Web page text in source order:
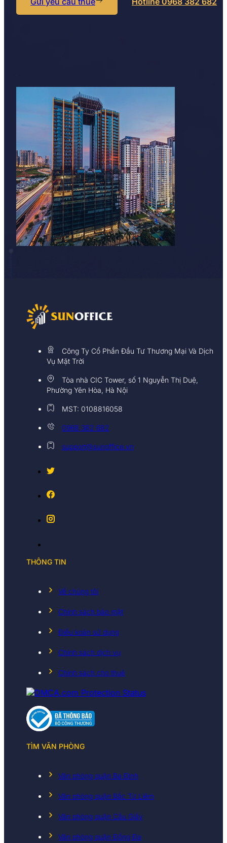
Công Ty Cổ Phần Đầu Tư Thương Mại Và Dịch
Vụ Mặt Trời
Tòa nhà CIC Tower, số 1 Nguyễn Thị Duệ,
Phường Yên Hòa, Hà Nội
MST: 0108816058
0968 382 682
support@sunoffice.vn
THÔNG TIN
Về chúng tôi
Chính sách bảo mật
Điều koản sử dụng
Chính sách dịch vụ
Chính sách cho thuê
TÌM VĂN PHÒNG
Văn phòng quận Ba Đình
Văn phòng quận Bắc Từ Liêm
Văn phòng quận Cầu Giấy
Văn phòng quận Đống Đa